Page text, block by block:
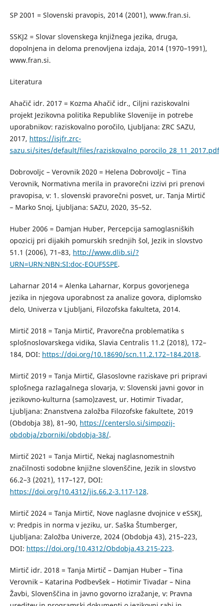
SP 2001 = Slovenski pravopis, 2014 (2001), www.fran.si.
SSKJ2 = Slovar slovenskega knjižnega jezika, druga,
dopolnjena in deloma prenovljena izdaja, 2014 (1970–1991),
www.fran.si.
Literatura
Ahačič idr. 2017 = Kozma Ahačič idr., Ciljni raziskovalni
projekt Jezikovna politika Republike Slovenije in potrebe
uporabnikov: raziskovalno poročilo, Ljubljana: ZRC SAZU,
2017, https://isjfr.zrc-
sazu.si/sites/default/files/raziskovalno_porocilo_28_11_2017.pdf
Dobrovoljc – Verovnik 2020 = Helena Dobrovoljc – Tina
Verovnik, Normativna merila in pravorečni izzivi pri prenovi
pravopisa, v: 1. slovenski pravorečni posvet, ur. Tanja Mirtič
– Marko Snoj, Ljubljana: SAZU, 2020, 35–52.
Huber 2006 = Damjan Huber, Percepcija samoglasniških
opozicij pri dijakih pomurskih srednjih šol, Jezik in slovstvo
51.1 (2006), 71–83, http://www.dlib.si/?
URN=URN:NBN:SI:doc-EOUF5SPE.
Laharnar 2014 = Alenka Laharnar, Korpus govorjenega
jezika in njegova uporabnost za analize govora, diplomsko
delo, Univerza v Ljubljani, Filozofska fakulteta, 2014.
Mirtič 2018 = Tanja Mirtič, Pravorečna problematika s
splošnoslovarskega vidika, Slavia Centralis 11.2 (2018), 172–
184, DOI: https://doi.org/10.18690/scn.11.2.172–184.2018.
Mirtič 2019 = Tanja Mirtič, Glasoslovne raziskave pri pripravi
splošnega razlagalnega slovarja, v: Slovenski javni govor in
jezikovno-kulturna (samo)zavest, ur. Hotimir Tivadar,
Ljubljana: Znanstvena založba Filozofske fakultete, 2019
(Obdobja 38), 81–90, https://centerslo.si/simpozij-
obdobja/zborniki/obdobja-38/.
Mirtič 2021 = Tanja Mirtič, Nekaj naglasnomestnih
značilnosti sodobne knjižne slovenščine, Jezik in slovstvo
66.2–3 (2021), 117–127, DOI:
https://doi.org/10.4312/jis.66.2-3.117-128.
Mirtič 2024 = Tanja Mirtič, Nove naglasne dvojnice v eSSKJ,
v: Predpis in norma v jeziku, ur. Saška Štumberger,
Ljubljana: Založba Univerze, 2024 (Obdobja 43), 215–223,
DOI: https://doi.org/10.4312/Obdobja.43.215-223.
Mirtič idr. 2018 = Tanja Mirtič – Damjan Huber – Tina
Verovnik – Katarina Podbevšek – Hotimir Tivadar – Nina
Žavbi, Slovenščina in javno govorno izražanje, v: Pravna